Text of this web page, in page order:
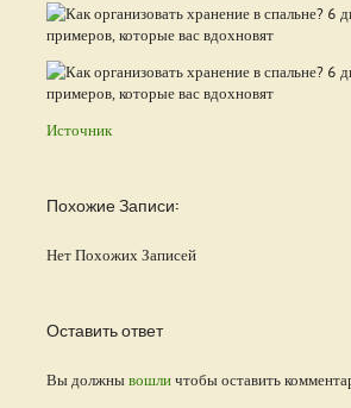
Источник
Похожие Записи:
Нет Похожих Записей
Оставить ответ
Вы должнывошличтобы оставить